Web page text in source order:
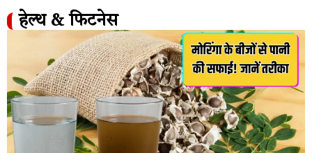
हेल्थ & फिटनेस